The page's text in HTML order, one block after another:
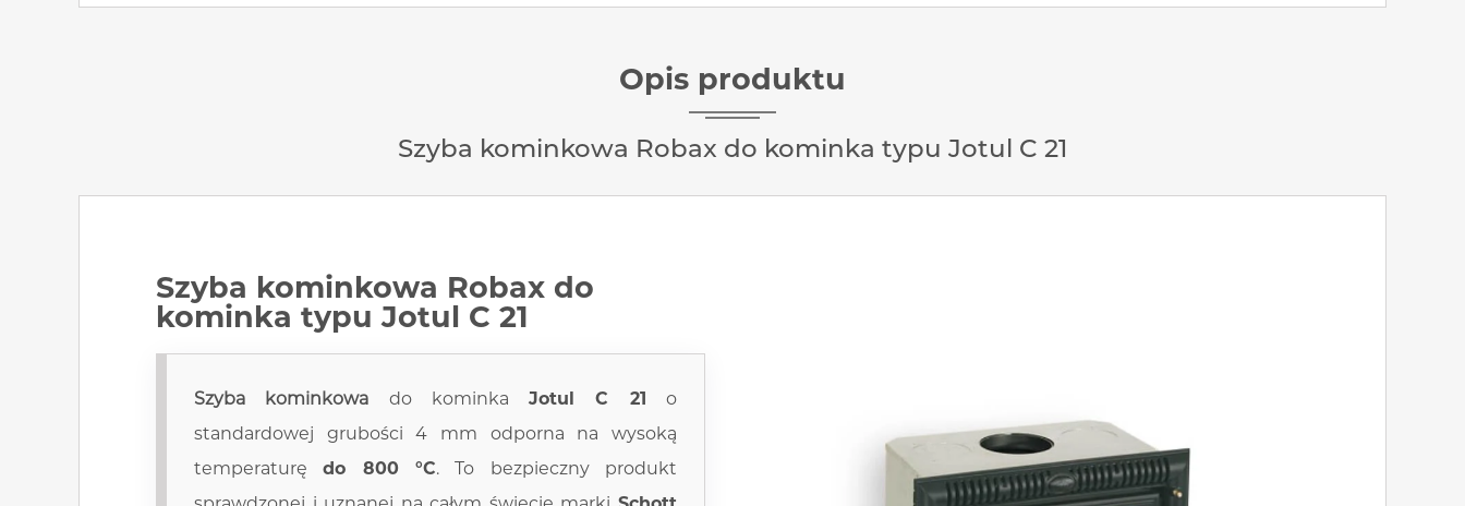
Opis produktu
Szyba kominkowa Robax do kominka typu Jotul C 21
Szyba kominkowa Robax do
kominka typu Jotul C 21
Szyba kominkowa do kominkaJotul C 21 o
standardowej grubości 4 mm odporna na wysoką
temperaturędo 800 °C. To bezpieczny produkt